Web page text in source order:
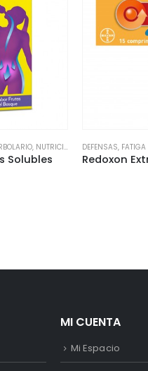
,NUTRICIÓN,VITAMINAS ADELGAZAR,
Extracto
MI CUENTA
Mi Espacio